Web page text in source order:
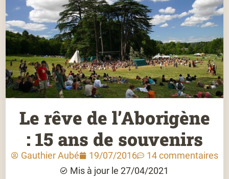
Le rêve de l’Aborigène
: 15 ans de souvenirs
Gauthier Aubé 19/07/2016
14 commentaires
Mis à jour le 27/04/2021